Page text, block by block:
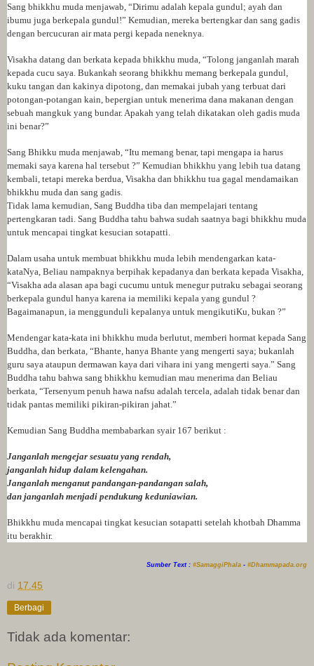
Sang bhikkhu muda menjawab, “Dirimu adalah kepala gundul; ayah dan
ibumu juga berkepala gundul!” Kemudian, mereka bertengkar dan sang gadis
dengan bercucuran air mata pergi kepada neneknya.
Visakha datang dan berkata kepada bhikkhu muda, “Tolong janganlah marah
kepada cucu saya. Bukankah seorang bhikkhu memang berkepala gundul,
kuku tangan dan kakinya dipotong, dan memakai jubah yang terbuat dari
potongan-potangan kain, bepergian untuk menerima dana makanan dengan
sebuah mangkuk yang bundar. Apakah yang telah dikatakan oleh gadis muda
ini benar?”
Sang Bhikku muda menjawab, “Itu memang benar, tapi mengapa ia harus
memaki saya karena hal tersebut ?” Kemudian bhikkhu yang lebih tua datang
kembali, tetapi mereka berdua, Visakha dan bhikkhu tua gagal mendamaikan
bhikkhu muda dan sang gadis.
Tidak lama kemudian, Sang Buddha tiba dan mempelajari tentang
pertengkaran tadi. Sang Buddha tahu bahwa sudah saatnya bagi bhikkhu muda
untuk mencapai tingkat kesucian sotapatti.
Dalam usaha untuk membuat bhikkhu muda lebih mendengarkan kata-
kataNya, Beliau nampaknya berpihak kepadanya dan berkata kepada Visakha,
“Visakha ada alasan apa bagi cucumu untuk menegur putraku sebagai seorang
berkepala gundul hanya karena ia memiliki kepala yang gundul ?
Bagaimanapun, ia menggunduli kepalanya untuk mengikutiKu, bukan ?”
Mendengar kata-kata ini bhikkhu muda berlutut, memberi hormat kepada Sang
Buddha, dan berkata, “Bhante, hanya Bhante yang mengerti saya; bukanlah
guru saya ataupun dermawan kaya dari vihara ini yang mengerti saya.” Sang
Buddha tahu bahwa sang bhikkhu kemudian mau menerima dan Beliau
berkata, “Tersenyum penuh hawa nafsu adalah tercela, adalah tidak benar dan
tidak pantas memiliki pikiran-pikiran jahat.”
Kemudian Sang Buddha membabarkan syair 167 berikut :
Janganlah mengejar sesuatu yang rendah,
janganlah hidup dalam kelengahan.
Janganlah menganut pandangan-pandangan salah,
dan janganlah menjadi pendukung keduniawian.
Bhikkhu muda mencapai tingkat kesucian sotapatti setelah khotbah Dhamma
itu berakhir.
Sumber Text : #SamaggiPhala - #Dhammapada.org
di 17.45
Berbagi
Tidak ada komentar: